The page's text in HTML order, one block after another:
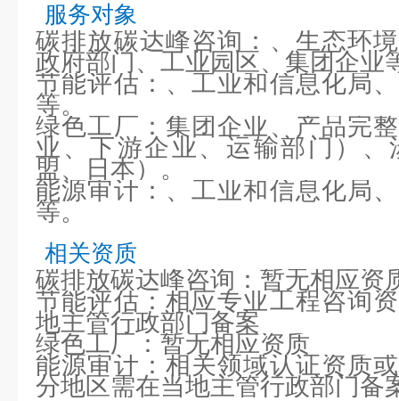
服务对象
碳排放碳达峰咨询：、生态环
政府部门、工业园区、集团企业
节能评估：、工业和信息化局
等。
绿色工厂：集团企业、产品完
业、下游企业、运输部门）
盟、日本）。
能源审计：、工业和信息化局
等。
相关资质
碳排放碳达峰咨询：暂无相应资
节能评估：相应专业工程咨询
地主管行政部门备案
绿色工厂：暂无相应资质
能源审计：相关领域认证资质
分地区需在当地主管行政部门备